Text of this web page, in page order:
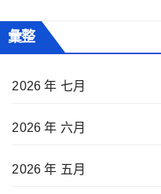
彙整
2026 年 七月
2026 年 六月
2026 年 五月